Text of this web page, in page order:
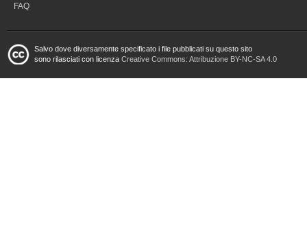
FAQ
Salvo dove diversamente specificato i file pubblicati su questo sito
sono rilasciati con licenza Creative Commons: Attribuzione BY-NC-SA 4.0